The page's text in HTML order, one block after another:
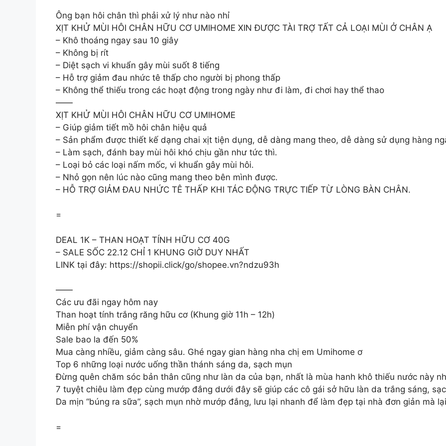
Ông bạn hôi chân thì phải xử lý như nào nhỉ
XỊT KHỬ MÙI HÔI CHÂN HỮU CƠ UMIHOME XIN ĐƯỢC TÀI TRỢ TẤT CẢ LOẠI MÙI Ở CHÂN Ạ
– Khô thoáng ngay sau 10 giây
– Không bị rít
– Diệt sạch vi khuẩn gây mùi suốt 8 tiếng
– Hỗ trợ giảm đau nhức tê thấp cho người bị phong thấp
– Không thể thiếu trong các hoạt động trong ngày như đi làm, đi chơi hay thể thao
——
XỊT KHỬ MÙI HÔI CHÂN HỮU CƠ UMIHOME
– Giúp giảm tiết mồ hôi chân hiệu quả
– Sản phẩm được thiết kế dạng chai xịt tiện dụng, dễ dàng mang theo, dễ dàng sử dụng hàng
– Làm sạch, đánh bay mùi hôi khó chịu gần như tức thì.
– Loại bỏ các loại nấm mốc, vi khuẩn gây mùi hôi.
– Nhỏ gọn nên lúc nào cũng mang theo bên mình được.
– HỖ TRỢ GIẢM ĐAU NHỨC TÊ THẤP KHI TÁC ĐỘNG TRỰC TIẾP TỪ LÒNG BÀN CHÂN.
=
DEAL 1K – THAN HOẠT TÍNH HỮU CƠ 40G
– SALE SỐC 22.12 CHỈ 1 KHUNG GIỜ DUY NHẤT
LINK tại đây: https://shopii.click/go/shopee.vn?ndzu93h
——
Các ưu đãi ngay hôm nay
Than hoạt tính trắng răng hữu cơ (Khung giờ 11h – 12h)
Miễn phí vận chuyển
Sale bao la đến 50%
Mua càng nhiều, giảm càng sâu. Ghé ngay gian hàng nha chị em Umihome ơ
Top 6 những loại nước uống thần thánh sáng da, sạch mụn
Đừng quên chăm sóc bản thân cũng như làn da của bạn, nhất là mùa hanh khô thiếu nước này
7 tuyệt chiêu làm đẹp cùng mướp đắng dưới đây sẽ giúp các cô gái sở hữu làn da trắng sáng,
Da mịn “búng ra sữa”, sạch mụn nhờ mướp đắng, lưu lại nhanh để làm đẹp tại nhà đơn giản mà
=